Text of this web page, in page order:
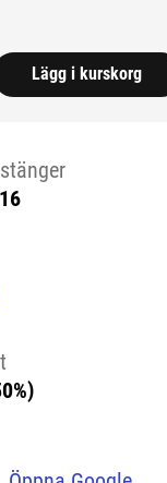
sida.)
Lägg i kurskorg